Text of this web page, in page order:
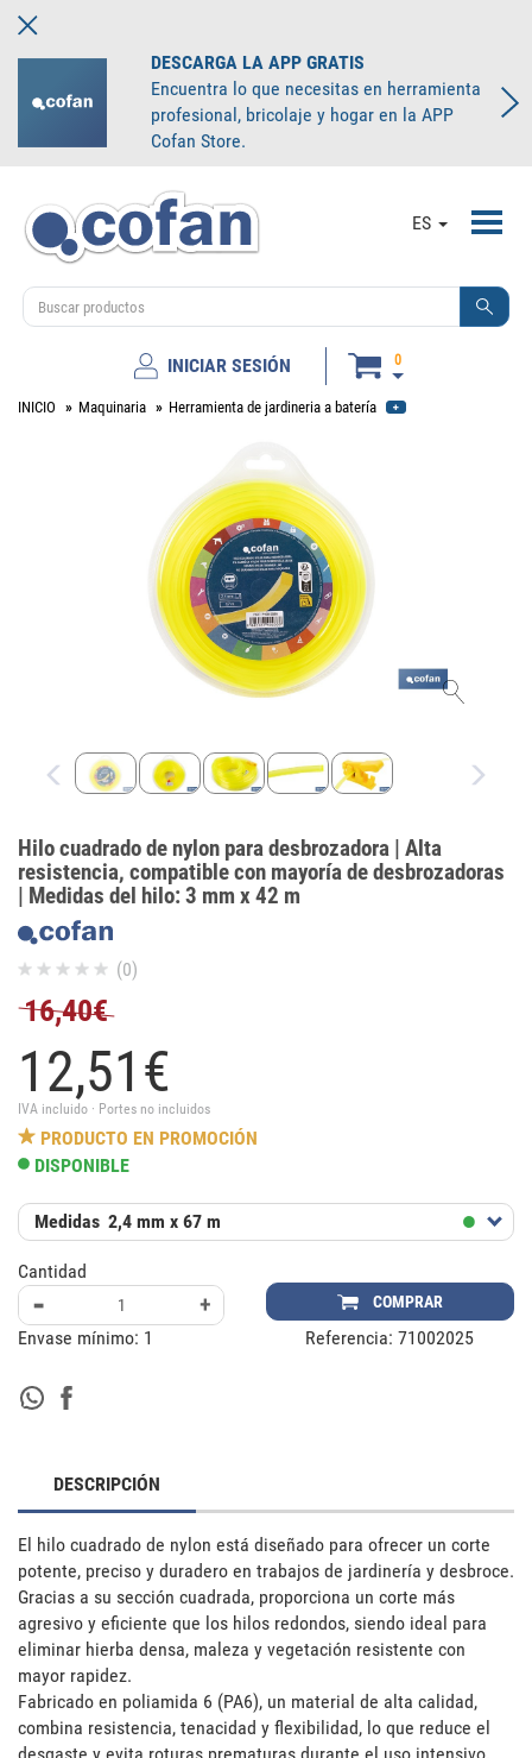
DESCARGA LA APP GRATIS
Encuentra lo que necesitas en herramienta
profesional, bricolaje y hogar en la APP
Cofan Store.
ES
INICIAR SESIÓN 0
INICIO Maquinaria Herramienta de jardineria a batería
Hilo cuadrado de nylon para desbrozadora | Alta
resistencia, compatible con mayoría de desbrozadoras
| Medidas del hilo: 3 mm x 42 m
(0)
16,40€
12,51€
IVA incluido · Portes no incluidos
PRODUCTO EN PROMOCIÓN
DISPONIBLE
Medidas 2,4 mm x 67 m
Cantidad
- + COMPRAR
Envase mínimo: 1 Referencia:71002025
DESCRIPCIÓN
El hilo cuadrado de nylon está diseñado para ofrecer un corte
potente, preciso y duradero en trabajos de jardinería y desbroce.
Gracias a su sección cuadrada, proporciona un corte más
agresivo y eficiente que los hilos redondos, siendo ideal para
eliminar hierba densa, maleza y vegetación resistente con
mayor rapidez.
Fabricado en poliamida 6 (PA6), un material de alta calidad,
combina resistencia, tenacidad y flexibilidad, lo que reduce el